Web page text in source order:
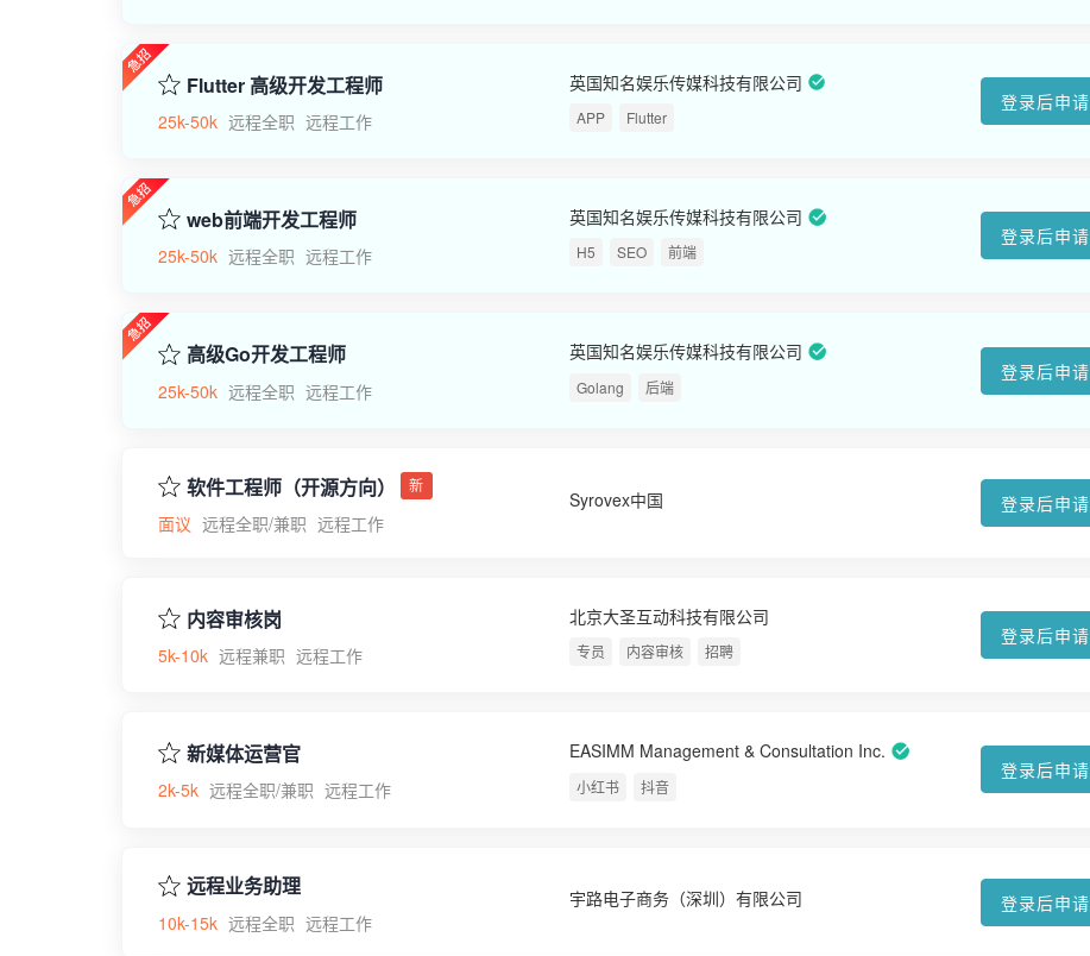
Flutter 高级开发工程师
25k-50k 远程全职 远程工作
英国知名娱乐传媒科技有限公司
APP Flutter
登录后申请
web前端开发工程师
25k-50k 远程全职 远程工作
英国知名娱乐传媒科技有限公司
H5 SEO 前端
登录后申请
高级Go开发工程师
25k-50k 远程全职 远程工作
英国知名娱乐传媒科技有限公司
Golang 后端
登录后申请
软件工程师（开源方向） 新
面议 远程全职/兼职 远程工作
Syrovex中国 登录后申请
内容审核岗
5k-10k 远程兼职 远程工作
北京大圣互动科技有限公司
专员 内容审核 招聘
登录后申请
新媒体运营官
2k-5k 远程全职/兼职 远程工作
EASIMM Management & Consultation Inc.
小红书 抖音
登录后申请
远程业务助理
10k-15k 远程全职 远程工作
宇路电子商务（深圳）有限公司 登录后申请